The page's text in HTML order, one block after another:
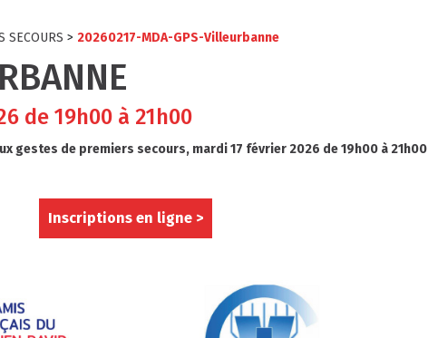
SECOURS > 20260217-MDA-GPS-Villeurbanne
de 19h00 à 21h00
gestes de premiers secours, mardi 17 février 2026 de 19h00 à 21h00
Inscriptions en ligne >